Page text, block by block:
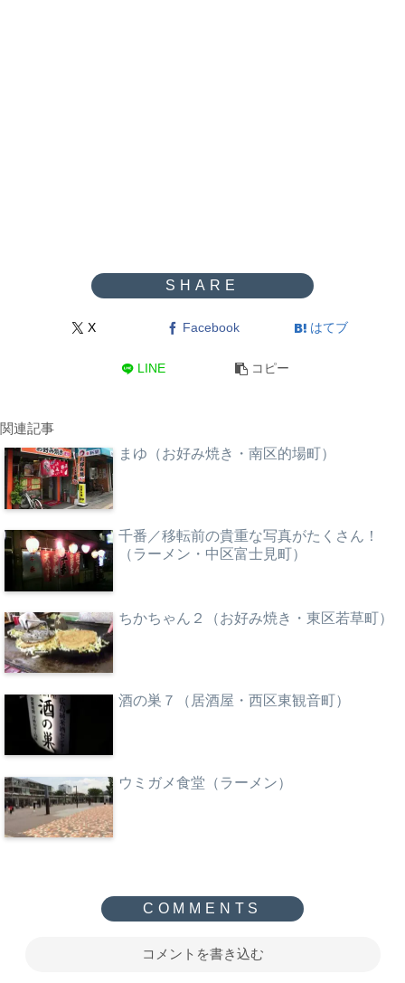
X Facebook はてブ
LINE コピー
関連記事
まゆ（お好み焼き・南区的場町）
千番／移転前の貴重な写真がたくさん！
（ラーメン・中区富士見町）
ちかちゃん２（お好み焼き・東区若草町）
酒の巣７（居酒屋・西区東観音町）
ウミガメ食堂（ラーメン）
コメントを書き込む